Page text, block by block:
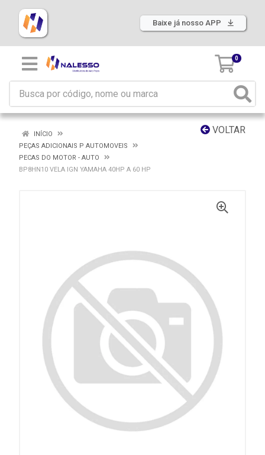
Baixe já nosso APP
0
VOLTAR
INÍCIO
PEÇAS ADICIONAIS P AUTOMOVEIS
PECAS DO MOTOR - AUTO
BP8HN10 VELA IGN YAMAHA 40HP A 60 HP